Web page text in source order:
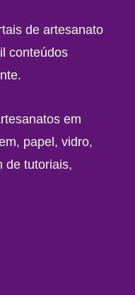
de artesanato
conteúdos
em
papel, vidro,
de tutoriais,